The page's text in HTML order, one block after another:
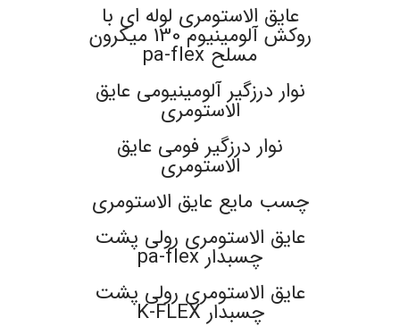
عایق الاستومری لوله ای با
روکش آلومینیوم 130 میکرون
مسلح pa-flex
نوار درزگیر آلومینیومی عایق
الاستومری
نوار درزگیر فومی عایق
الاستومری
چسب مایع عایق الاستومری
عایق الاستومری رولی پشت
چسبدار pa-flex
عایق الاستومری رولی پشت
چسبدار K-FLEX